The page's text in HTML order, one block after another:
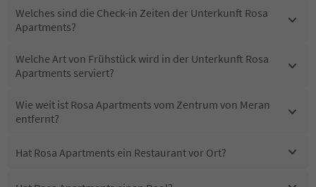
Welches sind die Check-in Zeiten der Unterkunft Rosa
Apartments?
Welche Art von Frühstück wird in der Unterkunft Rosa
Apartments serviert?
Wie weit ist Rosa Apartments vom Zentrum von Meran
entfernt?
Hat Rosa Apartments ein Restaurant vor Ort?